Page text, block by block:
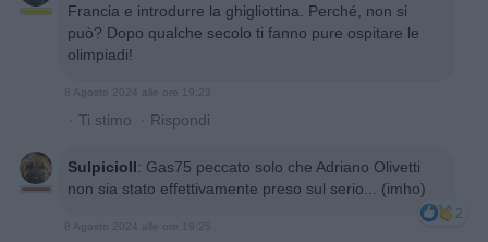
Francia e introdurre la ghigliottina. Perché, non si
può? Dopo qualche secolo ti fanno pure ospitare le
olimpiadi!
8 Agosto 2024 alle ore 19:23
· Ti stimo · Rispondi
SulpicioII: Gas75 peccato solo che Adriano Olivetti
non sia stato effettivamente preso sul serio... (imho)
2
8 Agosto 2024 alle ore 19:25